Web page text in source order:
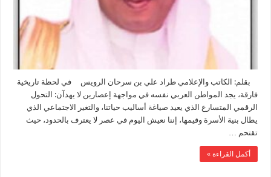
مغلقة
بقلم: الكاتب والإعلامي طراد علي بن سرحان الرويس في لحظة تاريخية
فارقة، يجد المواطن العربي نفسه في مواجهة إعصارين لا يهدآن: التحول
الرقمي المتسارع الذي يعيد صياغة أساليب حياتنا، والتغير الاجتماعي الذي
يطال بنية الأسرة وقيمها، إننا نعيش اليوم في عصر لا يعترف بالحدود، حيث
تقتحم …
أكمل القراءة »